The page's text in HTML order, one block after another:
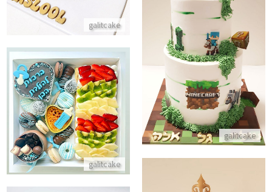
galitcake
galitcake
עוגת קומות מיינקראפט
התקשר/י
galitcake
מארז מתוק להולדת הבן
התקשר/י